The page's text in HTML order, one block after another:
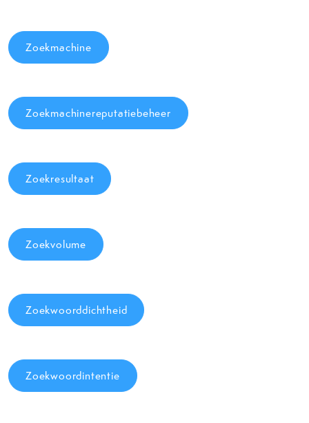
Zoekmachine
Zoekmachinereputatiebeheer
Zoekresultaat
Zoekvolume
Zoekwoorddichtheid
Zoekwoordintentie